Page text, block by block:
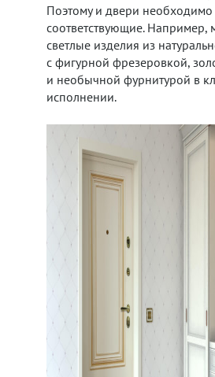
Поэтому и двери необходимо
соответствующие. Например,
светлые изделия из
с фигурной фрезеровкой,
и необычной фурнитурой в
исполнении.